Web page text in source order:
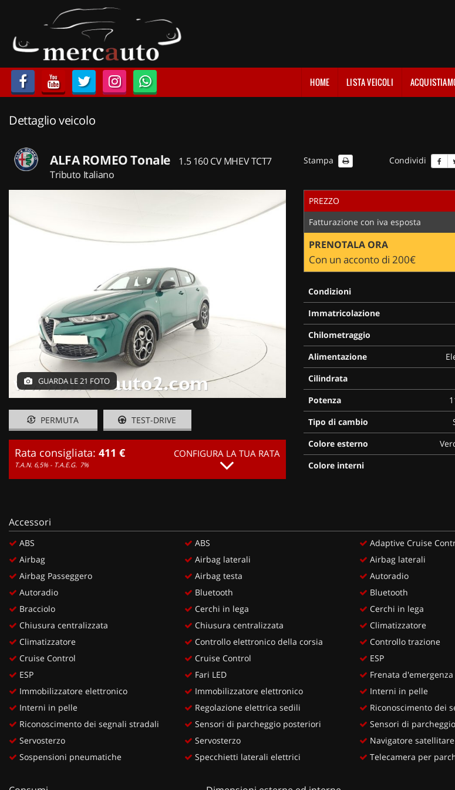
LISTA VEICOLI
ACQUISTIAMO USATO
ASSISTENZA
NOLEGGIO AUTO
NOLEGGIO LUNGO TERMINE
NOLEGGIO BREVE TERMINE
HOME LISTA VEICOLI
Dettaglio veicolo
ALFA ROMEO Tonale
1.5 160 CV MHEV TCT7
Tributo Italiano
Stampa Condividi
GUARDA LE 21 FOTO
PERMUTA TEST-DRIVE
Rata consigliata: 411 €
T.A.N. 6,5% - T.A.E.G. 7%
CONFIGURA LA TUA RATA
PREZZO
Fatturazione con iva esposta
PRENOTALA ORA
Con un acconto di 200€
Condizioni
Immatricolazione
Chilometraggio
Alimentazione
Cilindrata
Potenza
Tipo di cambio
Colore esterno
Colore interni
Accessori
ABS
Airbag
Airbag Passeggero
Autoradio
Bracciolo
Chiusura centralizzata
Climatizzatore
Cruise Control
ESP
Immobilizzatore elettronico
Interni in pelle
Riconoscimento dei segnali stradali
Servosterzo
Sospensioni pneumatiche
ABS
Airbag laterali
Airbag testa
Bluetooth
Cerchi in lega
Chiusura centralizzata
Controllo elettronico della corsia
Cruise Control
Fari LED
Immobilizzatore elettronico
Regolazione elettrica sedili
Sensori di parcheggio posteriori
Servosterzo
Specchietti laterali elettrici
Adaptive Cruise
Airbag laterali
Autoradio
Bluetooth
Cerchi in lega
Climatizzatore
Controllo trazione
ESP
Frenata
Interni in pelle
Riconoscimento dei
Sensori di
Navigatore satellitare
Telecamera per